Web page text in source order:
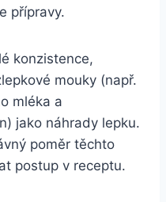
přípravy.
konzistence,
mouky (např.
mléka a
jako náhrady lepku.
poměr těchto
postup v receptu.